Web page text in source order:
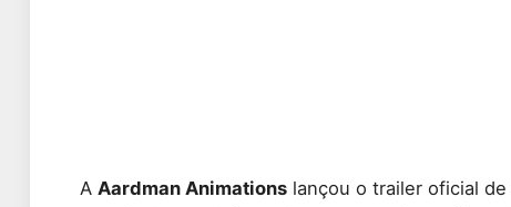
A Aardman Animations lançou o trailer oficial de